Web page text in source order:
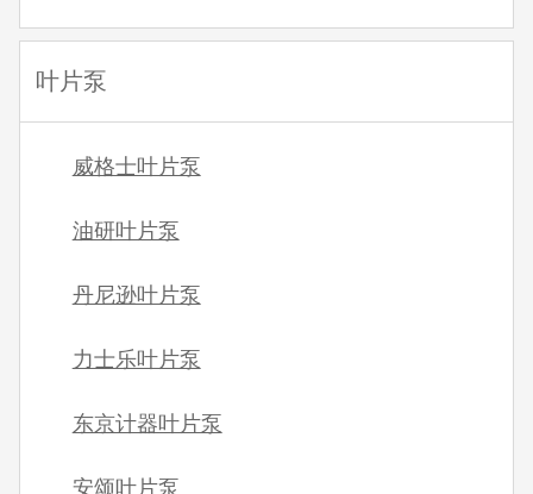
叶片泵
威格士叶片泵
油研叶片泵
丹尼逊叶片泵
力士乐叶片泵
东京计器叶片泵
安颂叶片泵